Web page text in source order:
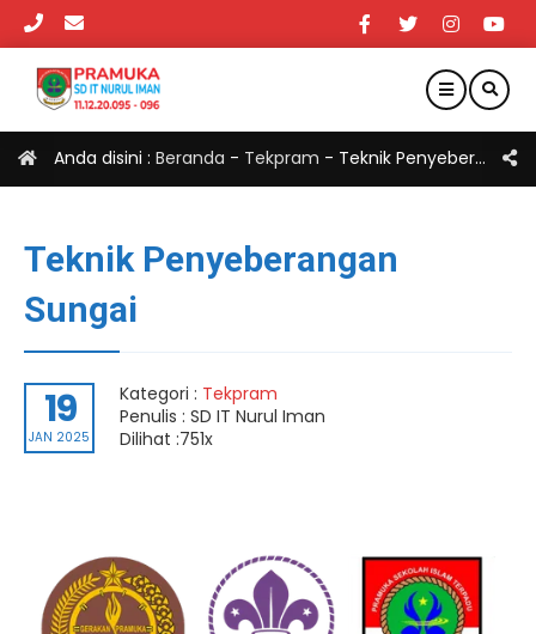
Anda disini : Beranda - Tekpram - Teknik Penyeberangan Sungai
Teknik Penyeberangan
Sungai
19
JAN 2025
Kategori : Tekpram
Penulis : SD IT Nurul Iman
Dilihat :751x